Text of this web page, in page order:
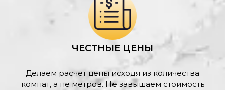
ЧЕСТНЫЕ ЦЕНЫ
Делаем расчет цены исходя из количества
комнат, а не метров. Не завышаем стоимость